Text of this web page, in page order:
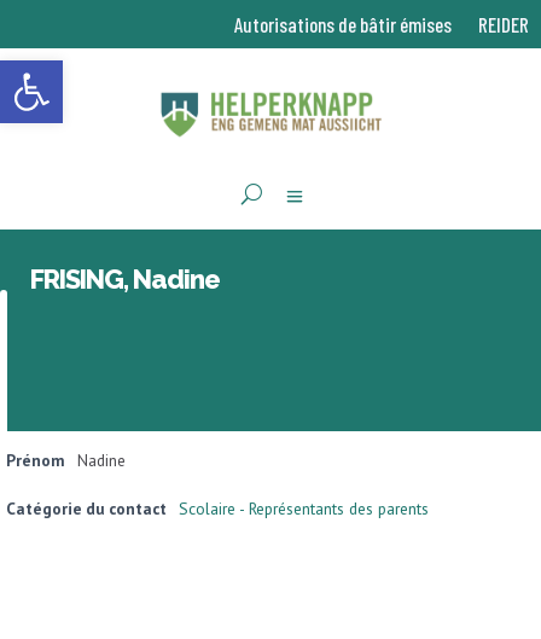
Ouvrir la barre d’outils
Autorisations de bâtir émises REIDER
FRISING, Nadine
Prénom Nadine
Catégorie du contact Scolaire - Représentants des parents